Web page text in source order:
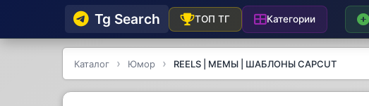
Tg Searсh ТОП ТГ Категории
Каталог Юмор REELS | МЕМЫ | ШАБЛОНЫ CAPCUT